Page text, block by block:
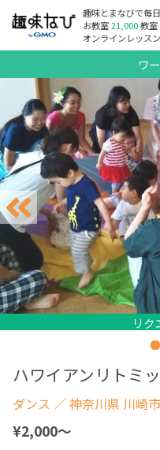
趣味とまなびで毎
お教室21,000教室
オンラインレッス
ワ
リク
リク
リク
リク
ハワイアンリトミ
ダンス ／ 神奈川県 川崎市
¥2,000〜